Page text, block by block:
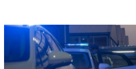
κοινότητες.